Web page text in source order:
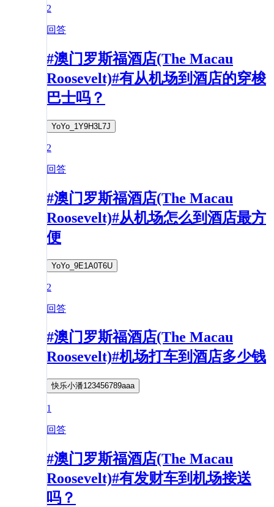
2
回答
#澳门罗斯福酒店(The Macau
Roosevelt)#有从机场到酒店的穿梭
巴士吗？
YoYo_1Y9H3L7J
2
回答
#澳门罗斯福酒店(The Macau
Roosevelt)#从机场怎么到酒店最方
便
YoYo_9E1A0T6U
2
回答
#澳门罗斯福酒店(The Macau
Roosevelt)#机场打车到酒店多少钱
快乐小潘123456789aaa
1
回答
#澳门罗斯福酒店(The Macau
Roosevelt)#有发财车到机场接送
吗？